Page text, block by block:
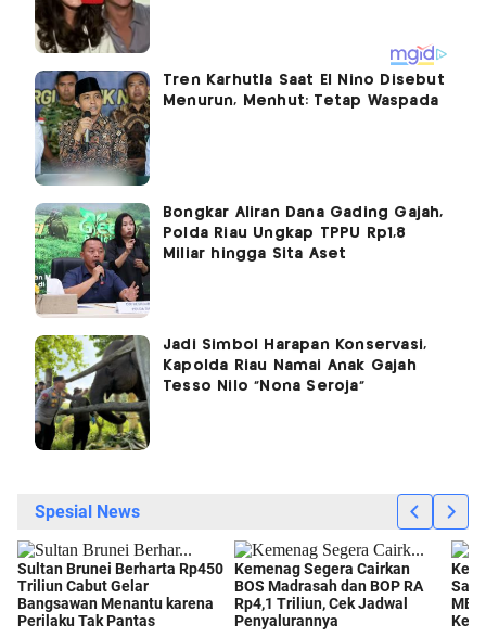
Tren Karhutla Saat El Nino Disebut
Menurun, Menhut: Tetap Waspada
Bongkar Aliran Dana Gading Gajah,
Polda Riau Ungkap TPPU Rp1,8
Miliar hingga Sita Aset
Jadi Simbol Harapan Konservasi,
Kapolda Riau Namai Anak Gajah
Tesso Nilo “Nona Seroja”